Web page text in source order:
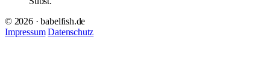
© 2026 · babelfish.de
Impressum Datenschutz